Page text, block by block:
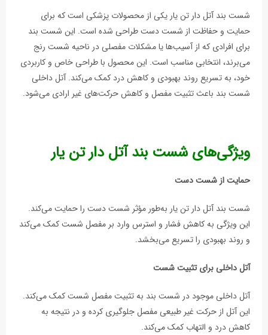
شست بند آتل دار تن یار یکی از محصولات پزشکی است که برای
حمایت و حفاظت از شست دست طراحی شده است. این شست بند
برای افرادی که از آسیب‌ها یا مشکلات مفصلی در ناحیه شست رنج
می‌برند، انتخابی مناسب است. این محصول با طراحی خاص و کاربردی
خود، به تسریع روند بهبودی و کاهش درد کمک می‌کند. آتل داخلی
شست بند باعث تثبیت مفصل و کاهش حرکت‌های غیر ارادی می‌شود.
ویژگی‌های شست بند آتل دار تن یار
حمایت از شست دست
شست بند آتل دار تن يار به‌طور مؤثر شست دست را حمایت می‌کند.
این ویژگی به کاهش فشار و استرس وارد بر مفصل شست کمک می‌کند
و روند بهبودی را تسریع می‌بخشد.
آتل داخلی برای تثبیت شست
آتل داخلی موجود در شست بند به تثبیت مفصل شست کمک می‌کند.
این آتل از حرکت غیر طبیعی مفصل جلوگیری کرده و در نتیجه به
کاهش درد و التهاب کمک می‌کند.